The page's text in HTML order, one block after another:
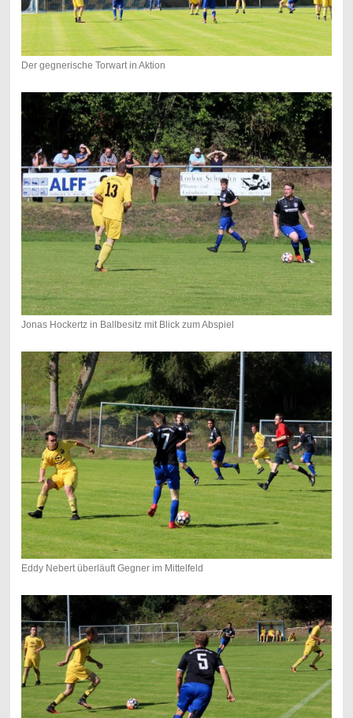
Der gegnerische Torwart in Aktion
Jonas Hockertz in Ballbesitz mit Blick zum Abspiel
Eddy Nebert überläuft Gegner im Mittelfeld